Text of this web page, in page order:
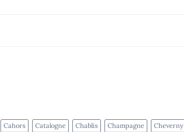
Cahors Catalogne Chablis Champagne Cheverny